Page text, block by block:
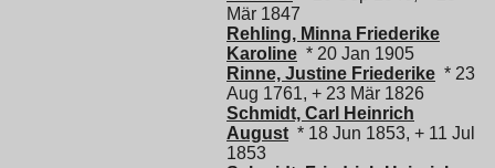
Mär 1847
Rehling, Minna Friederike
Karoline * 20 Jan 1905
Rinne, Justine Friederike * 23
Aug 1761, + 23 Mär 1826
Schmidt, Carl Heinrich
August * 18 Jun 1853, + 11 Jul
1853